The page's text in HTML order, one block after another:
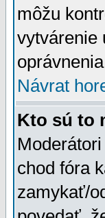
môžu
vytvárenie
Návrat
Kto sú to
chod fóra
zamykať/